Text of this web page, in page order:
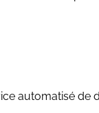
automatisé de